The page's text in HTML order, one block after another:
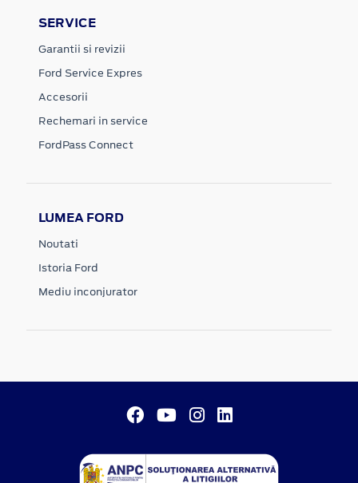
SERVICE
Garantii si revizii
Ford Service Expres
Accesorii
Rechemari in service
FordPass Connect
LUMEA FORD
Noutati
Istoria Ford
Mediu inconjurator